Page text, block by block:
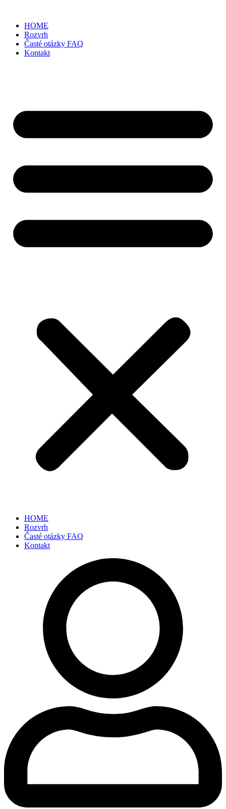
obsah
HOME
Rozvrh
Časté otázky FAQ
Kontakt
HOME
Rozvrh
Časté otázky FAQ
Kontakt